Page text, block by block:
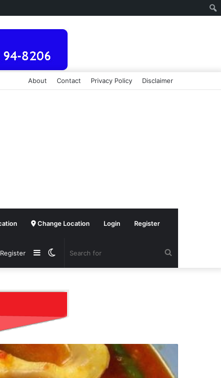
About Contact Privacy Policy Disclaimer
Change Location Login Register
Switch
Sidebar